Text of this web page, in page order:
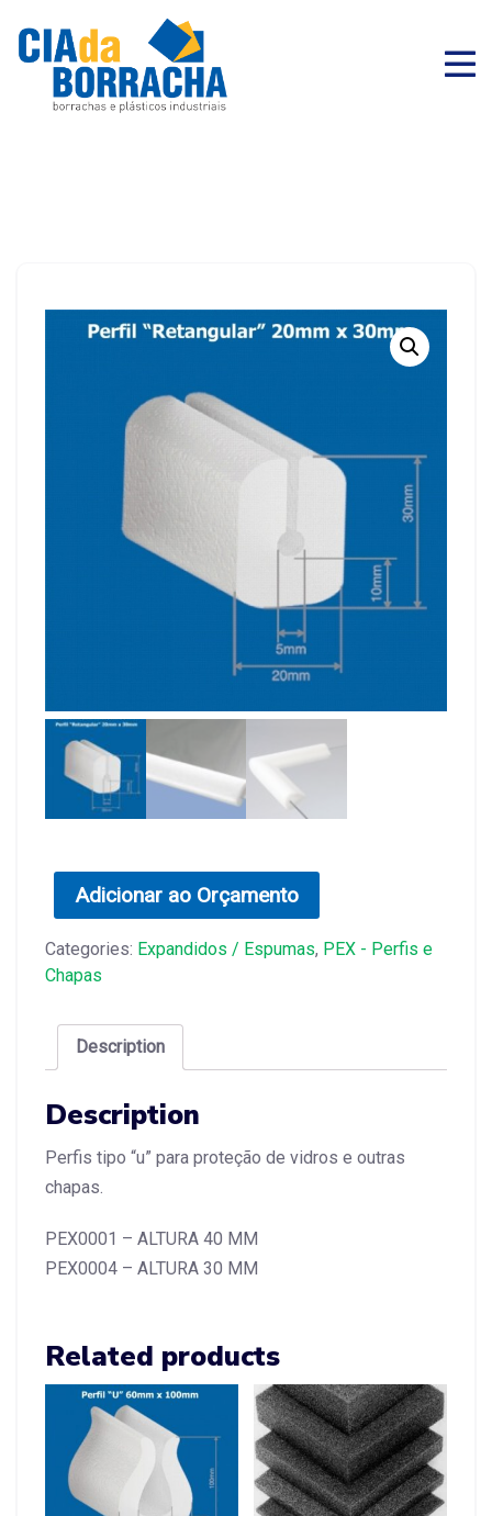
Adicionar ao Orçamento
Categories: Expandidos / Espumas, PEX - Perfis e
Chapas
Description
Description
Perfis tipo “u” para proteção de vidros e outras
chapas.
PEX0001 – ALTURA 40 MM
PEX0004 – ALTURA 30 MM
Related products